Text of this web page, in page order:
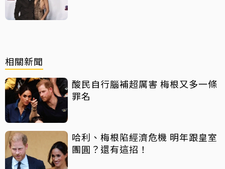
相關新聞
酸民自行腦補超厲害 梅根又多一條
罪名
哈利、梅根陷經濟危機 明年跟皇室
團圓？還有這招！